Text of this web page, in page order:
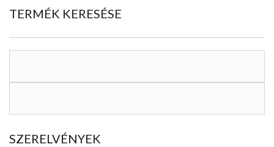
TERMÉK KERESÉSE
SZERELVÉNYEK